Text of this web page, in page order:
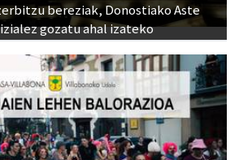
bereziak, Donostiako Aste
gozatu ahal izateko